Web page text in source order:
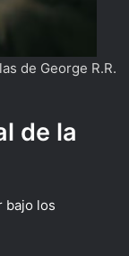
de George R.R.
de la
bajo los